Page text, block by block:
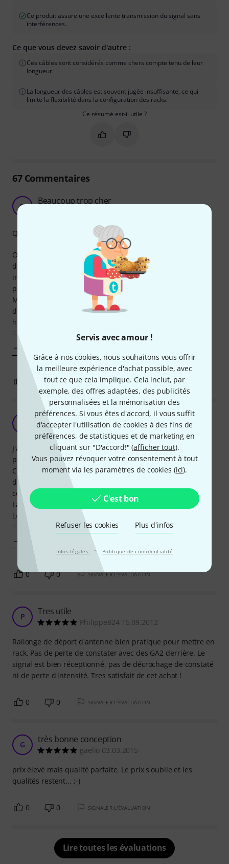
Servis avec amour !
Grâce à nos cookies, nous souhaitons vous offrir
la meilleure expérience d'achat possible, avec
tout ce que cela implique. Cela inclut, par
exemple, des offres adaptées, des publicités
personnalisées et la mémorisation des
préférences. Si vous êtes d'accord, il vous suffit
d'accepter l'utilisation de cookies à des fins de
préférences, de statistiques et de marketing en
cliquant sur "D'accord!" (afficher tout).
Vous pouvez révoquer votre consentement à tout
moment via les paramètres de cookies (ici).
C'est bon
Refuser les cookies Plus d´infos
Infos légales · Politique de confidentialité
Ce produit assure une excellente transmission du signal sans
interférences.
Ce que vous devez savoir d'autre :
Ces câbles sont considérés comme chers compte tenu de leur
longueur.
La longueur des câbles est souvent jugée insuffisante, ce qui
limite la flexibilité dans la configuration des racks.
Ce résumé est-il utile ?
Marquer ce résumé comme utile
Marquer ce résumé comme
67Commentaires
N Beaucoup trop cher
Oui la qualité Sennheiser, oui le fait de trouver des pièces
détachée... Mais la, non. C'est juste abuser de ne pas
inclure un câble pour deporter l'antenne dans un IEM a
plus de 600€.
Mon conseil : si vous le pouvez, achetez plutot un rack
d'antenne comme ca <a class="article link"
href="thomann_antennenumsetzter.htm">Thomann 19"
Antenna Rackmount
Qualité de fabrication
0 SIGNALER L'ÉVALUATION
eval pour SENNHEISER AM 2
Yann B. 19.05.2011
J'ai commandé les cordons d'antenne SENNHEISER AM 2
pour la mise en rack des récepteurs de skm 5000.
Ces cordons m'ont permis de déporter les fixations
d'antennes en façade de mon rack thomann 10 unités
commandé en même temps.
La longueur est idéale et la fabrication exemplaire.
Le câble est muni d'une BNC 50 Ohms d'un côté et d'une
BNC femelle 50 Ohms à
0 0 SIGNALER L'ÉVALUATION
P Tres utile
Philippe824 15.09.2012
Rallonge de déport d'antenne bien pratique pour mettre en
rack. Pas de perte de constater avec des GA2 derrière. Le
signal est bien réceptionné, pas de décrochage de constaté
ni de perte d'intensité. Tres satisfait de cet achat !
0 0 SIGNALER L'ÉVALUATION
G très bonne conception
gaelio 03.03.2015
prix élevé mais qualité parfaite. Le prix s'oublie et les
qualités restent... ;-)
0 0 SIGNALER L'ÉVALUATION
Lire toutes les évaluations